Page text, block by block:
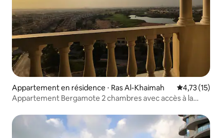
Appartement en résidence ⋅ Ras Al-Khaimah Évaluation
4,73 (15)
Appartement Bergamote 2 chambres avec accès à la